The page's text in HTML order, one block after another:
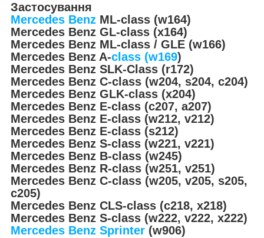
Застосування
Mercedes Benz ML-class (w164)
Mercedes Benz GL-class (x164)
Mercedes Benz ML-class / GLE (w166)
Mercedes Benz A-class (w169)
Mercedes Benz SLK-Class (r172)
Mercedes Benz C-class (w204, s204, c204)
Mercedes Benz GLK-class (x204)
Mercedes Benz E-class (c207, a207)
Mercedes Benz E-class (w212, v212)
Mercedes Benz E-class (s212)
Mercedes Benz S-class (w221, v221)
Mercedes Benz B-class (w245)
Mercedes Benz R-class (w251, v251)
Mercedes Benz C-class (w205, v205, s205,
c205)
Mercedes Benz CLS-class (c218, x218)
Mercedes Benz S-class (w222, v222, x222)
Mercedes Benz Sprinter (w906)